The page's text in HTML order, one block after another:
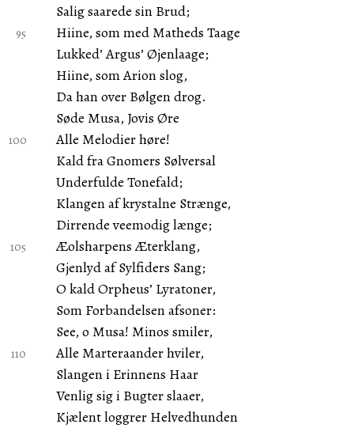
Salig saarede sin Brud;
Hiine, som med Matheds Taage
Lukked’ Argus’ Øjenlaage;
Hiine, som Arion slog,
Da han over Bølgen drog.
Søde Musa, Jovis Øre
Alle Melodier høre!
Kald fra Gnomers Sølversal
Underfulde Tonefald;
Klangen af krystalne Strænge,
Dirrende veemodig længe;
Æolsharpens Æterklang,
Gjenlyd af Sylfiders Sang;
O kald Orpheus’ Lyratoner,
Som Forbandelsen afsoner:
See, o Musa! Minos smiler,
Alle Marteraander hviler,
Slangen i Erinnens Haar
Venlig sig i Bugter slaaer,
Kjælent loggrer Helvedhunden